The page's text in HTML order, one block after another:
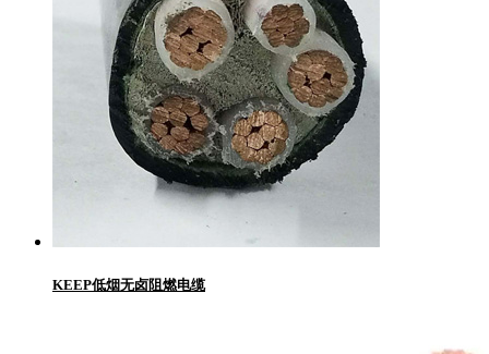
KEEP低烟无卤阻燃电缆